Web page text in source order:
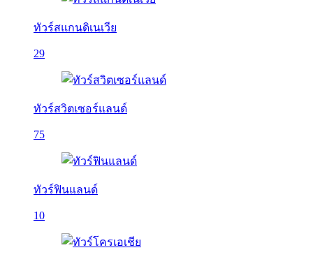
ทัวร์สแกนดิเนเวีย
29
ทัวร์สวิตเซอร์แลนด์
75
ทัวร์ฟินแลนด์
10